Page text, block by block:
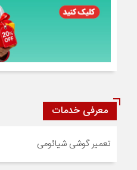
معرفی خدمات
تعمیر گوشی شیائومی